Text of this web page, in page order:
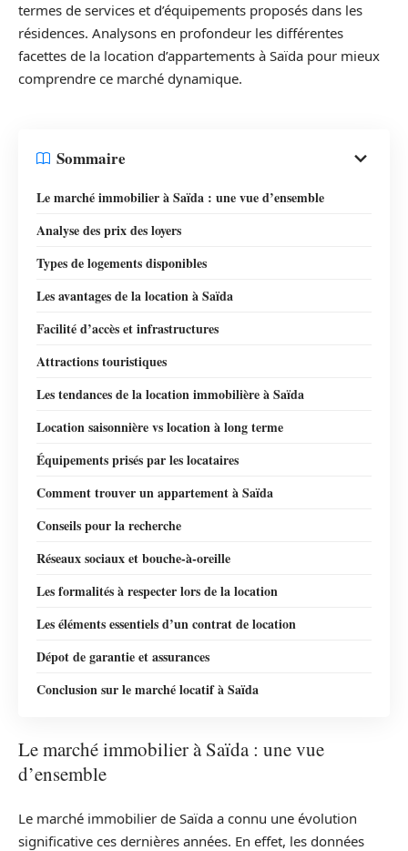
termes de services et d’équipements proposés dans les
résidences. Analysons en profondeur les différentes
facettes de la location d’appartements à Saïda pour mieux
comprendre ce marché dynamique.
Sommaire
Le marché immobilier à Saïda : une vue d’ensemble
Analyse des prix des loyers
Types de logements disponibles
Les avantages de la location à Saïda
Facilité d’accès et infrastructures
Attractions touristiques
Les tendances de la location immobilière à Saïda
Location saisonnière vs location à long terme
Équipements prisés par les locataires
Comment trouver un appartement à Saïda
Conseils pour la recherche
Réseaux sociaux et bouche-à-oreille
Les formalités à respecter lors de la location
Les éléments essentiels d’un contrat de location
Dépot de garantie et assurances
Conclusion sur le marché locatif à Saïda
Le marché immobilier à Saïda : une vue
d’ensemble
Le marché immobilier de Saïda a connu une évolution
significative ces dernières années. En effet, les données